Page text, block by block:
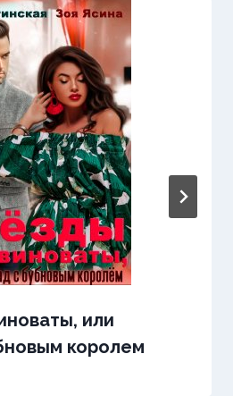
или
королем